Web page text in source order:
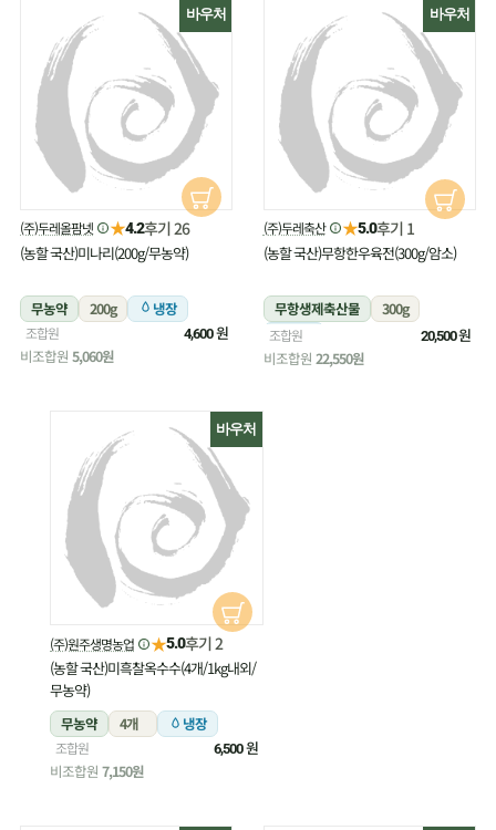
바우처
(주)두레축산 ★5.0후기 1
(농할 국산)무항한우육전(300g/암소)
무항생제축산물
300g
냉장
조합원 20,500원
비조합원 22,550원
바우처
(주)두레올팜넷 ★4.2후기 26
(농할 국산)미나리(200g/무농약)
무농약 200g 냉장
조합원 4,600원
비조합원 5,060원
바우처
(주)원주생명농업 ★5.0후기 2
(농할 국산)미흑찰옥수수(4개/1kg내외/
무농약)
무농약
4개 냉장
조합원 6,500원
비조합원7,150원